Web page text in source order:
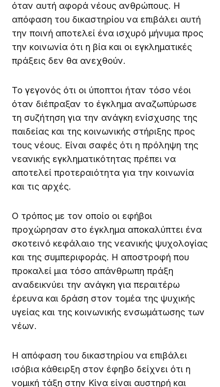
όταν αυτή αφορά νέους ανθρώπους. Η
απόφαση του δικαστηρίου να επιβάλει αυτή
την ποινή αποτελεί ένα ισχυρό μήνυμα προς
την κοινωνία ότι η βία και οι εγκληματικές
πράξεις δεν θα ανεχθούν.
Το γεγονός ότι οι ύποπτοι ήταν τόσο νέοι
όταν διέπραξαν το έγκλημα αναζωπύρωσε
τη συζήτηση για την ανάγκη ενίσχυσης της
παιδείας και της κοινωνικής στήριξης προς
τους νέους. Είναι σαφές ότι η πρόληψη της
νεανικής εγκληματικότητας πρέπει να
αποτελεί προτεραιότητα για την κοινωνία
και τις αρχές.
Ο τρόπος με τον οποίο οι εφήβοι
προχώρησαν στο έγκλημα αποκαλύπτει ένα
σκοτεινό κεφάλαιο της νεανικής ψυχολογίας
και της συμπεριφοράς. Η αποστροφή που
προκαλεί μια τόσο απάνθρωπη πράξη
αναδεικνύει την ανάγκη για περαιτέρω
έρευνα και δράση στον τομέα της ψυχικής
υγείας και της κοινωνικής ενσωμάτωσης των
νέων.
Η απόφαση του δικαστηρίου να επιβάλει
ισόβια κάθειρξη στον έφηβο δείχνει ότι η
νομική τάξη στην Κίνα είναι αυστηρή και